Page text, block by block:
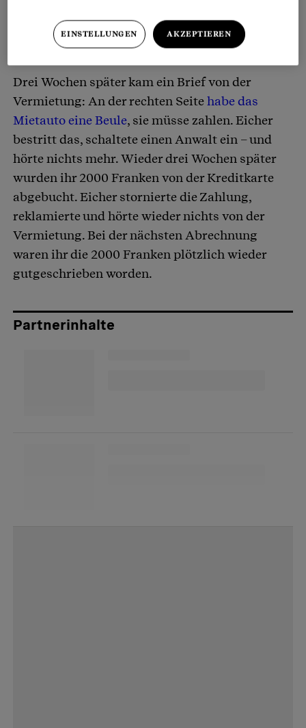
Schlüssel in den Briefkasten und dachte: Alles
perfekt gelaufen.
Drei Wochen später kam ein Brief von der
Vermietung: An der rechten Seitehabe das
Mietauto eine Beule, sie müsse zahlen. Eicher
bestritt das, schaltete einen Anwalt ein – und
hörte nichts mehr. Wieder drei Wochen später
wurden ihr 2000 Franken von der Kreditkarte
abgebucht. Eicher stornierte die Zahlung,
reklamierte und hörte wieder nichts von der
Vermietung. Bei der nächsten Abrechnung
waren ihr die 2000 Franken plötzlich wieder
gutgeschrieben worden.
Partnerinhalte
EINSTELLUNGEN AKZEPTIEREN